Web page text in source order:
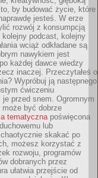
by budować życie, które
jesteś. W erze
rozwój z konsumpcją
podcast, kolejny
wciąż odkładane są
nawykiem jest
każdej dawce wiedzy
inaczej. Przeczytałeś o
Wypróbuj ją następnego
ćwiczeniu
przed snem. Ogromnym
być dobrze
tematycznapoświęcona
lub
skakać po
możesz korzystać z
rozwoju, programów
dobranych przez
ułatwia przejście od